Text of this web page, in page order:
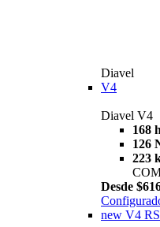
Diavel
V4
Diavel V4
168
126
223
Desde
new V4 RS